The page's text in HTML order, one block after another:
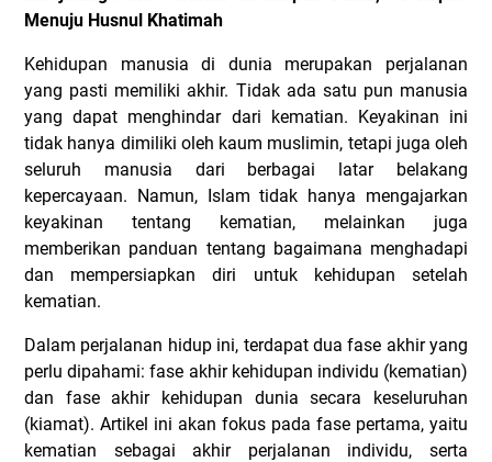
Menuju Husnul Khatimah
Kehidupan manusia di dunia merupakan perjalanan
yang pasti memiliki akhir. Tidak ada satu pun manusia
yang dapat menghindar dari kematian. Keyakinan ini
tidak hanya dimiliki oleh kaum muslimin, tetapi juga oleh
seluruh manusia dari berbagai latar belakang
kepercayaan. Namun, Islam tidak hanya mengajarkan
keyakinan tentang kematian, melainkan juga
memberikan panduan tentang bagaimana menghadapi
dan mempersiapkan diri untuk kehidupan setelah
kematian.
Dalam perjalanan hidup ini, terdapat dua fase akhir yang
perlu dipahami: fase akhir kehidupan individu (kematian)
dan fase akhir kehidupan dunia secara keseluruhan
(kiamat). Artikel ini akan fokus pada fase pertama, yaitu
kematian sebagai akhir perjalanan individu, serta